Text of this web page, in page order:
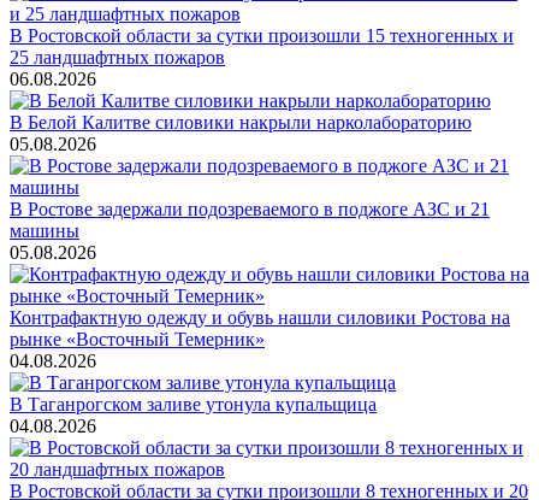
В Ростовской области за сутки произошли 15 техногенных и
25 ландшафтных пожаров
06.08.2026
В Белой Калитве силовики накрыли нарколабораторию
05.08.2026
В Ростове задержали подозреваемого в поджоге АЗС и 21
машины
05.08.2026
Контрафактную одежду и обувь нашли силовики Ростова на
рынке «Восточный Темерник»
04.08.2026
В Таганрогском заливе утонула купальщица
04.08.2026
В Ростовской области за сутки произошли 8 техногенных и 20